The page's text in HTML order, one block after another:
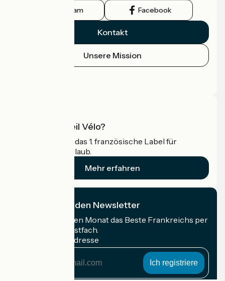
Instagram Facebook
Kontakt
Unsere Mission
Was ist Accueil Vélo?
Accueil Vélo ist das 1. französische Label für
Radfahrer im Urlaub.
Mehr erfahren
Ich abonniere den Newsletter
Erhalten Sie jeden Monat das Beste Frankreichs per
Rad in Ihrem Postfach.
Meine E-Mail-Adresse